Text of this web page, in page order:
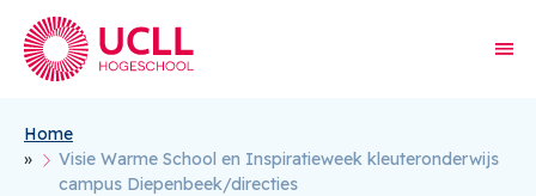
Kruimelpad
Home
Visie Warme School en Inspiratieweek kleuteronderwijs
campus Diepenbeek/directies